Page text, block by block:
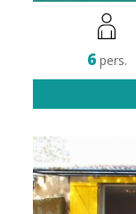
6pers.